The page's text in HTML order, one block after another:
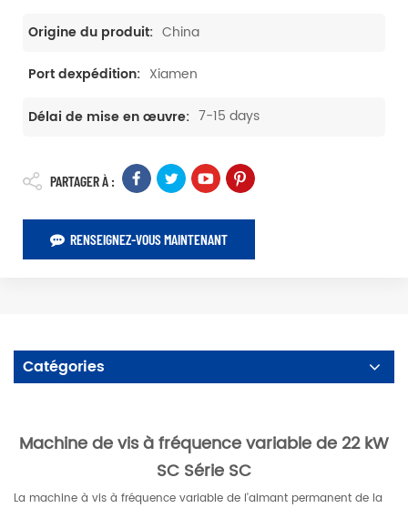
Origine du produit: China
Port dexpédition: Xiamen
Délai de mise en œuvre: 7-15 days
PARTAGER À :
RENSEIGNEZ-VOUS MAINTENANT
Catégories
Machine de vis à fréquence variable de 22 kW
SC Série SC
La machine à vis à fréquence variable de l'aimant permanent de la